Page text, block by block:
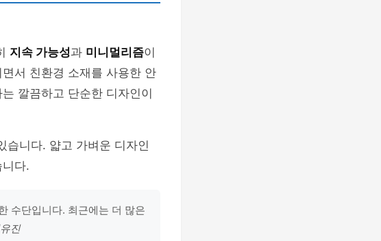
지속 가능성과 미니멀리즘이
서 친환경 소재를 사용한 안
깔끔하고 단순한 디자인이
습니다. 얇고 가벼운 디자인
다.
수단입니다. 최근에는 더 많은
진